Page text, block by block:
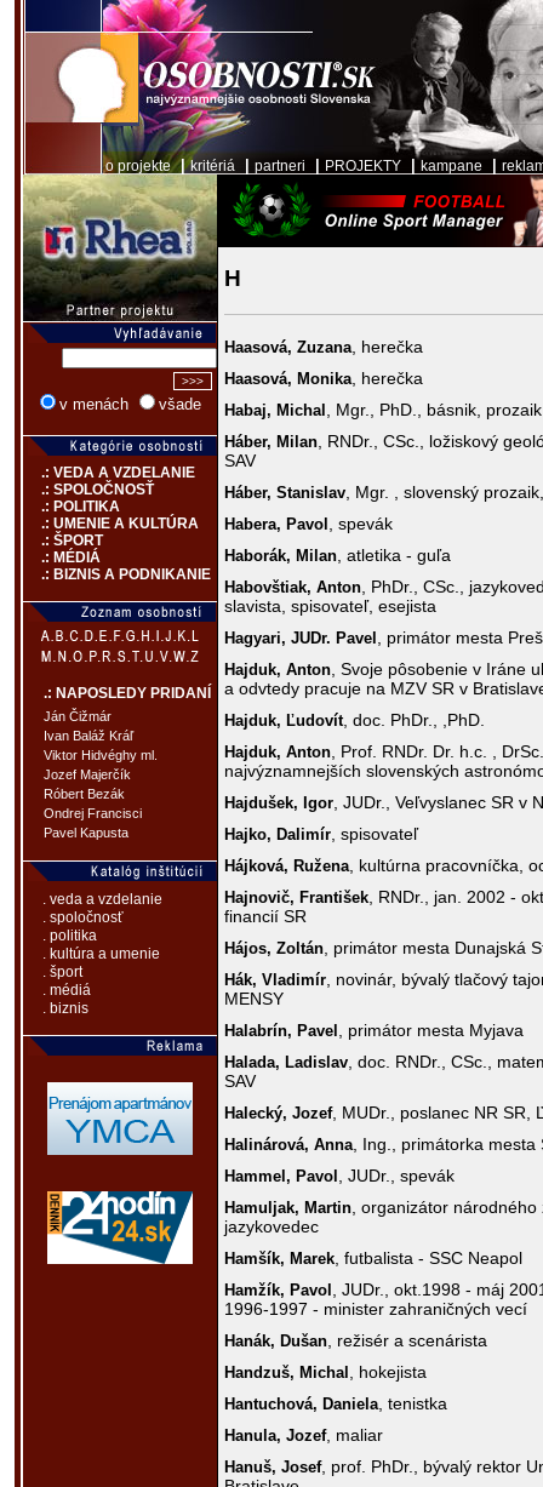
o projekte|kritériá partneri PROJEKTY kampane
v menách všade
.: VEDA A VZDELANIE
.: SPOLOČNOSŤ
.: POLITIKA
.: UMENIE A KULTÚRA
.: ŠPORT
.: MÉDIÁ
.: BIZNIS A PODNIKANIE
.: NAPOSLEDY PRIDANÍ
Ján Čižmár
Ivan Baláž Kráľ
Viktor Hidvéghy ml.
Jozef Majerčík
Róbert Bezák
Ondrej Francisci
Pavel Kapusta
. veda a vzdelanie
. spoločnosť
. politika
. kultúra a umenie
. šport
. médiá
. biznis
H
Haasová, Zuzana , herečka
Haasová, Monika , herečka
Habaj, Michal , Mgr., PhD., básnik,
Háber, Milan , RNDr., CSc., ložiskový
SAV
Háber, Stanislav , Mgr. , slovenský
Habera, Pavol , spevák
Haborák, Milan , atletika - guľa
Habovštiak, Anton , PhDr., CSc.,
slavista, spisovateľ, esejista
Hagyari, JUDr. Pavel , primátor mesta
Hajduk, Anton , Svoje pôsobenie v Iráne
a odvtedy pracuje na MZV SR v
Hajduk, Ľudovít , doc. PhDr., ,PhD.
Hajduk, Anton , Prof. RNDr. Dr. h.c. ,
najvýznamnejších slovenských
Hajdušek, Igor , JUDr., Veľvyslanec SR v
Hajko, Dalimír , spisovateľ
Hájková, Ružena , kultúrna pracovníčka,
Hajnovič, František , RNDr., jan. 2002 -
financií SR
Hájos, Zoltán , primátor mesta Dunajská
Hák, Vladimír , novinár, bývalý tlačový
MENSY
Halabrín, Pavel , primátor mesta Myjava
Halada, Ladislav , doc. RNDr., CSc.,
SAV
Halecký, Jozef, MUDr., poslanec NR SR,
Halinárová, Anna , Ing., primátorka mesta
Hammel, Pavol , JUDr., spevák
Hamuljak, Martin , organizátor
jazykovedec
Hamšík, Marek , futbalista - SSC Neapol
Hamžík, Pavol
, JUDr., okt.1998 - máj
1996-1997 - minister zahraničných vecí
Hanák, Dušan , režisér a scenárista
Handzuš, Michal , hokejista
Hantuchová, Daniela , tenistka
Hanula, Jozef, maliar
Hanuš, Josef, prof. PhDr., bývalý rektor